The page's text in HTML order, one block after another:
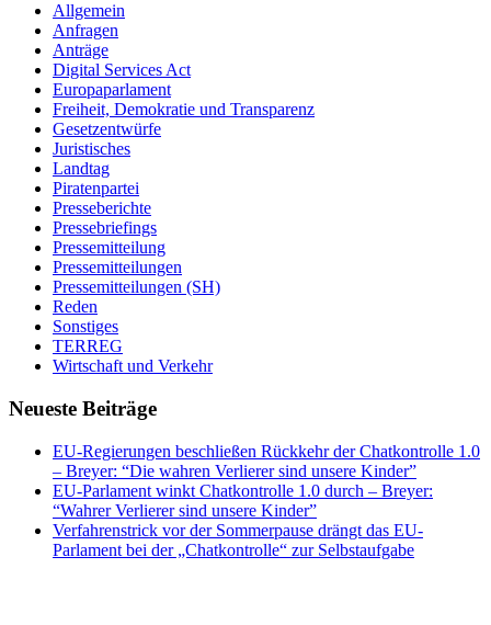
Allgemein
Anfragen
Anträge
Digital Services Act
Europaparlament
Freiheit, Demokratie und Transparenz
Gesetzentwürfe
Juristisches
Landtag
Piratenpartei
Presseberichte
Pressebriefings
Pressemitteilung
Pressemitteilungen
Pressemitteilungen (SH)
Reden
Sonstiges
TERREG
Wirtschaft und Verkehr
Neueste Beiträge
EU-Regierungen beschließen Rückkehr der Chatkontrolle 1.0
– Breyer: “Die wahren Verlierer sind unsere Kinder”
EU-Parlament winkt Chatkontrolle 1.0 durch – Breyer:
“Wahrer Verlierer sind unsere Kinder”
Verfahrenstrick vor der Sommerpause drängt das EU-
Parlament bei der „Chatkontrolle“ zur Selbstaufgabe